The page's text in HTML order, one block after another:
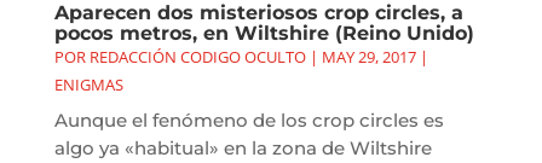
Aparecen dos misteriosos crop circles, a
pocos metros, en Wiltshire (Reino Unido)
POR REDACCIÓN CODIGO OCULTO| MAY 29, 2017|
ENIGMAS
Aunque el fenómeno de los crop circles es
algo ya «habitual» en la zona de Wiltshire